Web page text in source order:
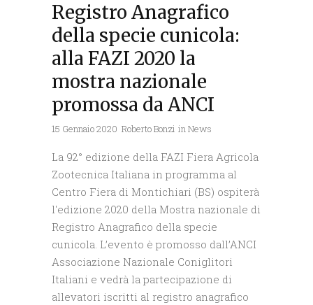
Registro Anagrafico
della specie cunicola:
alla FAZI 2020 la
mostra nazionale
promossa da ANCI
15 Gennaio 2020 Roberto Bonzi inNews
La 92° edizione della FAZI Fiera Agricola
Zootecnica Italiana in programma al
Centro Fiera di Montichiari (BS) ospiterà
l'edizione 2020 della Mostra nazionale di
Registro Anagrafico della specie
cunicola. L’evento è promosso dall’ANCI
Associazione Nazionale Coniglitori
Italiani e vedrà la partecipazione di
allevatori iscritti al registro anagrafico